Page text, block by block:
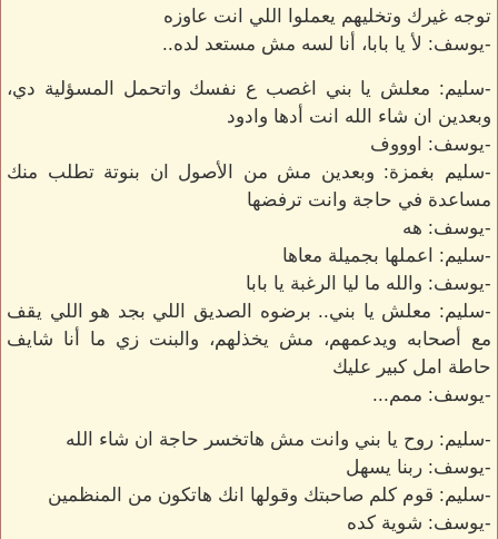
توجه غيرك وتخليهم يعملوا اللي انت عاوزه
-يوسف: لأ يا بابا، أنا لسه مش مستعد لده..
-سليم: معلش يا بني اغصب ع نفسك واتحمل المسؤلية دي،
وبعدين ان شاء الله انت أدها وادود
-يوسف: اوووف
-سليم بغمزة: وبعدين مش من الأصول ان بنوتة تطلب منك
مساعدة في حاجة وانت ترفضها
-يوسف: هه
-سليم: اعملها بجميلة معاها
-يوسف: والله ما ليا الرغبة يا بابا
-سليم: معلش يا بني.. برضوه الصديق اللي بجد هو اللي يقف
مع أصحابه ويدعمهم، مش يخذلهم، والبنت زي ما أنا شايف
حاطة امل كبير عليك
-يوسف: ممم...
-سليم: روح يا بني وانت مش هاتخسر حاجة ان شاء الله
-يوسف: ربنا يسهل
-سليم: قوم كلم صاحبتك وقولها انك هاتكون من المنظمين
-يوسف: شوية كده